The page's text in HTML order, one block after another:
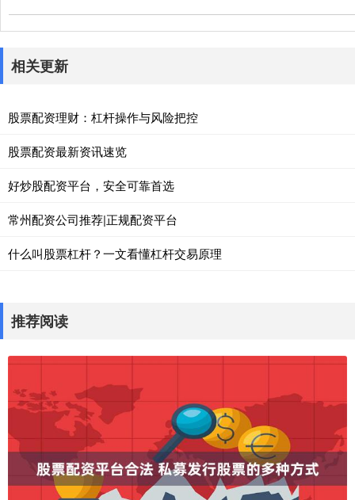
相关更新
股票配资理财：杠杆操作与风险把控
股票配资最新资讯速览
好炒股配资平台，安全可靠首选
常州配资公司推荐|正规配资平台
什么叫股票杠杆？一文看懂杠杆交易原理
推荐阅读